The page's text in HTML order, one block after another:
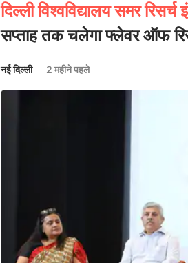
दिल्ली विश्वविद्यालय समर
सप्ताह तक चलेगा फ्लेवर ऑफ
नई दिल्ली 2 महीने पहले